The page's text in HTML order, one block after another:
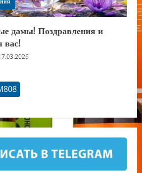
дамы! Поздравления и
вас!